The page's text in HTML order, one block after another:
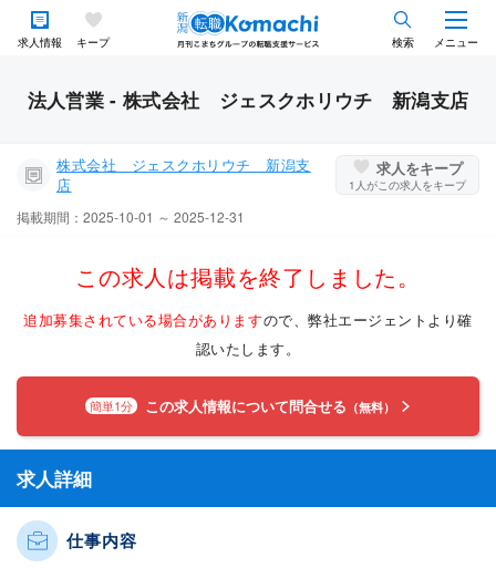
求人情報 キープ 検索 メニュー
法人営業 - 株式会社 ジェスクホリウチ 新潟支店
株式会社 ジェスクホリウチ 新潟支
店
求人をキープ
1 人がこの求人をキープ
掲載期間：2025-10-01 ～ 2025-12-31
この求人は掲載を終了しました。
追加募集されている場合がありますので、弊社エージェントより確
認いたします。
簡単1分 この求人情報について問合せる （無料）
求人詳細
仕事内容